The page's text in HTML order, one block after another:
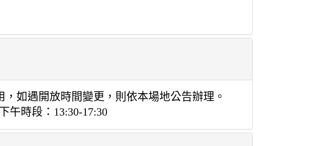
如遇開放時間變更，則依本場地公告辦理。
午時段：13:30-17:30